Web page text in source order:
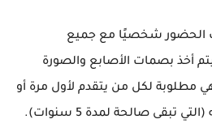
الحضور شخصيًا مع جميع
أخذ بصمات الأصابع والصورة
مطلوبة لكل من يتقدم لأول مرة أو
تبقى صالحة لمدة 5 سنوات).